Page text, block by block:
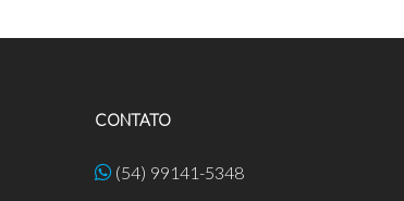
CONTATO
(54) 99141-5348